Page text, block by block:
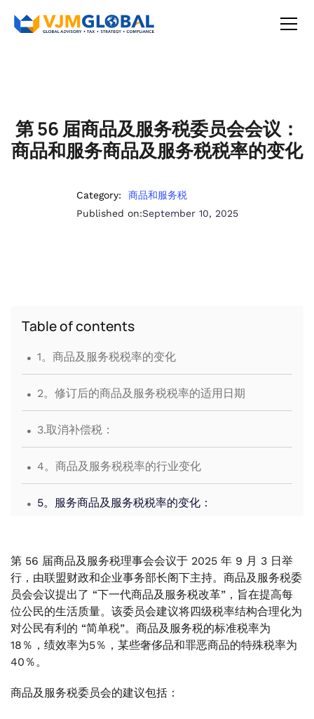
第 56 届商品及服务税委员会会议：
商品和服务商品及服务税税率的变化
Category:
商品和服务税
Published on:September 10, 2025
Table of contents
. 1。商品及服务税税率的变化
. 2。修订后的商品及服务税税率的适用日期
. 3.取消补偿税：
. 4。商品及服务税税率的行业变化
. 5。服务商品及服务税税率的变化：
. 7。常见问题解答（FAQ）
第 56 届商品及服务税理事会会议于 2025 年 9 月 3 日举
行，由联盟财政和企业事务部长阁下主持。商品及服务税委
员会会议提出了 “下一代商品及服务税改革”，旨在提高每
位公民的生活质量。该委员会建议将四级税率结构合理化为
对公民有利的 “简单税”。商品及服务税的标准税率为
18％，绩效率为5％，某些奢侈品和罪恶商品的特殊税率为
40％。
商品及服务税委员会的建议包括：